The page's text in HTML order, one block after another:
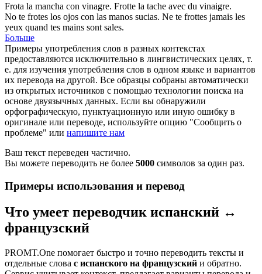
Frota la mancha con vinagre. Frotte la tache avec du vinaigre.
No te frotes los ojos con las manos sucias. Ne te frottes jamais les
yeux quand tes mains sont sales.
Больше
Примеры употребления слов в разных контекстах
предоставляются исключительно в лингвистических целях, т.
е. для изучения употребления слов в одном языке и вариантов
их перевода на другой. Все образцы собраны автоматически
из открытых источников с помощью технологии поиска на
основе двуязычных данных. Если вы обнаружили
орфографическую, пунктуационную или иную ошибку в
оригинале или переводе, используйте опцию "Сообщить о
проблеме" или напишите нам
Ваш текст переведен частично.
Вы можете переводить не более 5000 символов за один раз.
Примеры использования и перевод
Что умеет переводчик испанский ↔
французский
PROMT.One помогает быстро и точно переводить тексты и
отдельные слова с испанского на французский и обратно.